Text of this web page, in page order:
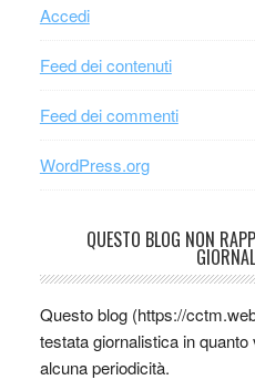
Accedi
Feed dei contenuti
Feed dei commenti
WordPress.org
QUESTO BLOG NON
Questo blog (https://
testata giornalistica in
alcuna periodicità.